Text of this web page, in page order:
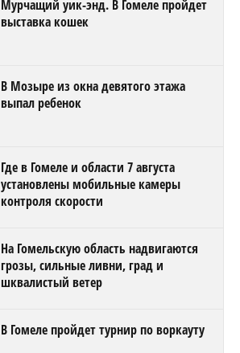
Мурчащий уик-энд. В Гомеле пройдет
выставка кошек
В Мозыре из окна девятого этажа
выпал ребенок
Где в Гомеле и области 7 августа
установлены мобильные камеры
контроля скорости
На Гомельскую область надвигаются
грозы, сильные ливни, град и
шквалистый ветер
В Гомеле пройдет турнир по воркауту